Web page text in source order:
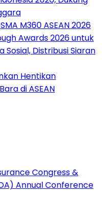
M360 ASEAN 2026
Awards 2026 untuk
Sosial, Distribusi Siaran
Hentikan
di ASEAN
Congress &
Annual Conference